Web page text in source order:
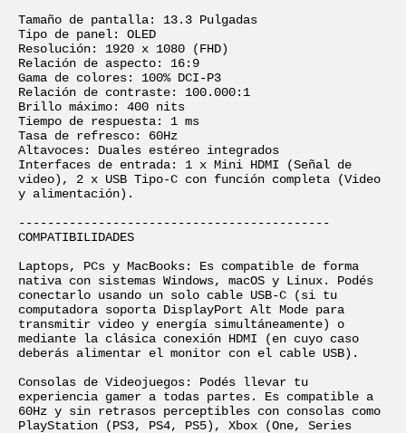
Tamaño de pantalla: 13.3 Pulgadas
Tipo de panel: OLED
Resolución: 1920 x 1080 (FHD)
Relación de aspecto: 16:9
Gama de colores: 100% DCI-P3
Relación de contraste: 100.000:1
Brillo máximo: 400 nits
Tiempo de respuesta: 1 ms
Tasa de refresco: 60Hz
Altavoces: Duales estéreo integrados
Interfaces de entrada: 1 x Mini HDMI (Señal de
video), 2 x USB Tipo-C con función completa (Video
y alimentación).
-------------------------------------------
COMPATIBILIDADES
Laptops, PCs y MacBooks: Es compatible de forma
nativa con sistemas Windows, macOS y Linux. Podés
conectarlo usando un solo cable USB-C (si tu
computadora soporta DisplayPort Alt Mode para
transmitir video y energía simultáneamente) o
mediante la clásica conexión HDMI (en cuyo caso
deberás alimentar el monitor con el cable USB).
Consolas de Videojuegos: Podés llevar tu
experiencia gamer a todas partes. Es compatible a
60Hz y sin retrasos perceptibles con consolas como
PlayStation (PS3, PS4, PS5), Xbox (One, Series